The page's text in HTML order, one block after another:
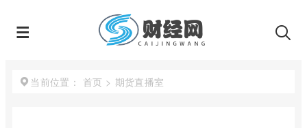
当前位置： 首页 > 期货直播室